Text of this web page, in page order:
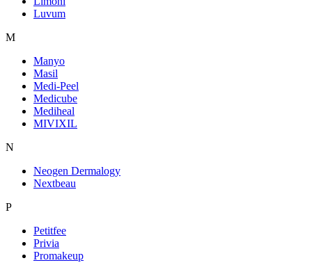
Luvum
M
Manyo
Masil
Medi-Peel
Medicube
Mediheal
MIVIXIL
N
Neogen Dermalogy
Nextbeau
P
Petitfee
Privia
Promakeup